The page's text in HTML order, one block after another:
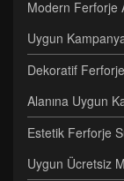
Modern Ferforje
Uygun
Dekoratif
Alanına Uygun
Estetik Ferforje
Uygun Ücretsiz